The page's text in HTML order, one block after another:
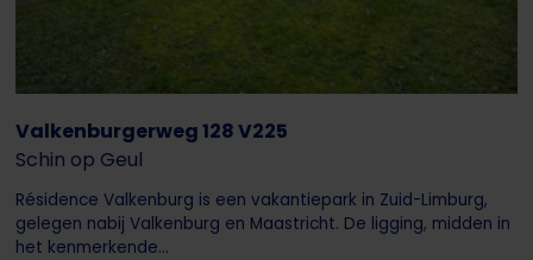
Valkenburgerweg 128 V225
Schin op Geul
Résidence Valkenburg is een vakantiepark in Zuid-Limburg,
gelegen nabij Valkenburg en Maastricht. De ligging, midden in
het kenmerkende...